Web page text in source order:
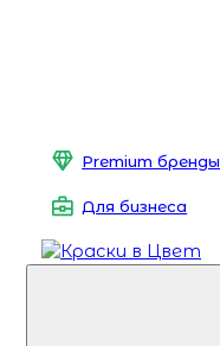
Premium бренды
Для бизнеса